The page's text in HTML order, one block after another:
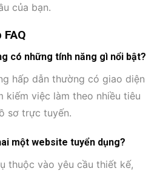
của bạn.
có những tính năng gì nổi bật?
hấp dẫn thường có giao diện
kiếm việc làm theo nhiều tiêu
sơ trực tuyến.
một website tuyển dụng?
thuộc vào yêu cầu thiết kế,